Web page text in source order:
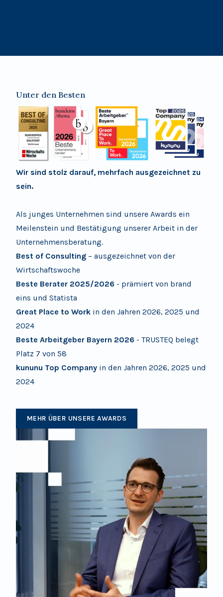
Unter den Besten
Wir sind stolz darauf, mehrfach ausgezeichnet zu
sein.
Als junges Unternehmen sind unsere Awards ein
Meilenstein und Bestätigung unserer Arbeit in der
Unternehmensberatung.
Best of Consulting – ausgezeichnet von der
Wirtschaftswoche
Beste Berater 2025/2026 - prämiert von brand
eins und Statista
Great Place to Work in den Jahren 2026, 2025 und
2024
Beste Arbeitgeber Bayern 2026 - TRUSTEQ belegt
Platz 7 von 58
kununu Top Company in den Jahren 2026, 2025 und
2024
MEHR ÜBER UNSERE AWARDS